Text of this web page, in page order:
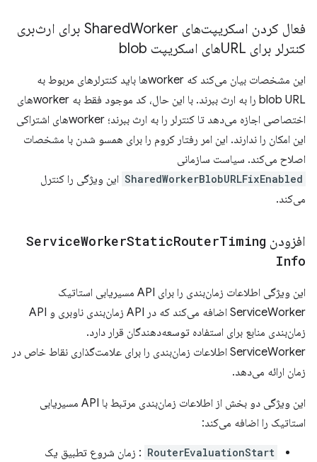
فعال کردن اسکریپت‌های Shared
Worker برای ارث‌بری
کنترلر برای URLهای اسکریپت blob
این مشخصات بیان می‌کند که workerها باید کنترلرهای مربوط به
blob URL را به ارث ببرند. با این حال، کد موجود فقط به workerهای
اختصاصی اجازه می‌دهد تا کنترلر را به ارث ببرند؛ workerهای اشتراکی
این امکان را ندارند. این امر رفتار کروم را برای همسو شدن با مشخصات
اصلاح می‌کند. سیاست سازمانی
SharedWorkerBlobURLFixEnabled این ویژگی را کنترل
می‌کند.
افزودن ServiceWorkerStaticRouterTiming
Info
این ویژگی اطلاعات زمان‌بندی را برای API مسیریابی استاتیک
ServiceWorker اضافه می‌کند که در API زمان‌بندی ناوبری و API
زمان‌بندی منابع برای استفاده توسعه‌دهندگان قرار دارد.
ServiceWorker اطلاعات زمان‌بندی را برای علامت‌گذاری نقاط خاص در
زمان ارائه می‌دهد.
این ویژگی دو بخش از اطلاعات زمان‌بندی مرتبط با API مسیریابی
استاتیک را اضافه می‌کند:
RouterEvaluationStart : زمان شروع تطبیق یک